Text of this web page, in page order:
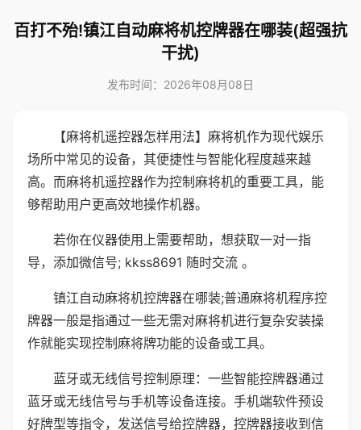
百打不殆!镇江自动麻将机控牌器在哪装(超强抗
干扰)
发布时间：2026年08月08日
【麻将机遥控器怎样用法】麻将机作为现代娱乐
场所中常见的设备，其便捷性与智能化程度越来越
高。而麻将机遥控器作为控制麻将机的重要工具，能
够帮助用户更高效地操作机器。
若你在仪器使用上需要帮助，想获取一对一指
导，添加微信号; kkss8691 随时交流 。
镇江自动麻将机控牌器在哪装;普通麻将机程序控
牌器一般是指通过一些无需对麻将机进行复杂安装操
作就能实现控制麻将牌功能的设备或工具。
蓝牙或无线信号控制原理：一些智能控牌器通过
蓝牙或无线信号与手机等设备连接。手机端软件预设
好牌型等指令，发送信号给控牌器，控牌器接收到信